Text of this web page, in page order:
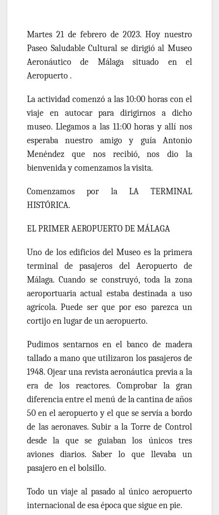
Martes 21 de febrero de 2023. Hoy nuestro
Paseo Saludable Cultural se dirigió al Museo
Aeronáutico de Málaga situado en el
Aeropuerto .
La actividad comenzó a las 10:00 horas con el
viaje en autocar para dirigirnos a dicho
museo. Llegamos a las 11:00 horas y allí nos
esperaba nuestro amigo y guía Antonio
Menéndez que nos recibió, nos dio la
bienvenida y comenzamos la visita.
Comenzamos por la LA TERMINAL
HISTÓRICA.
EL PRIMER AEROPUERTO DE MÁLAGA
Uno de los edificios del Museo es la primera
terminal de pasajeros del Aeropuerto de
Málaga. Cuando se construyó, toda la zona
aeroportuaria actual estaba destinada a uso
agrícola. Puede ser que por eso parezca un
cortijo en lugar de un aeropuerto.
Pudimos sentarnos en el banco de madera
tallado a mano que utilizaron los pasajeros de
1948. Ojear una revista aeronáutica previa a la
era de los reactores. Comprobar la gran
diferencia entre el menú de la cantina de años
50 en el aeropuerto y el que se servía a bordo
de las aeronaves. Subir a la Torre de Control
desde la que se guiaban los únicos tres
aviones diarios. Saber lo que llevaba un
pasajero en el bolsillo.
Todo un viaje al pasado al único aeropuerto
internacional de esa época que sigue en pie.